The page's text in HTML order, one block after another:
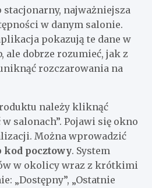
stacjonarny, najważniejsza
w danym salonie.
pokazują te dane w
ale dobrze rozumieć, jak z
rozczarowania na
należy kliknąć
salonach”. Pojawi się okno
Można wprowadzić
kod pocztowy. System
w okolicy wraz z krótkimi
„Dostępny”, „Ostatnie